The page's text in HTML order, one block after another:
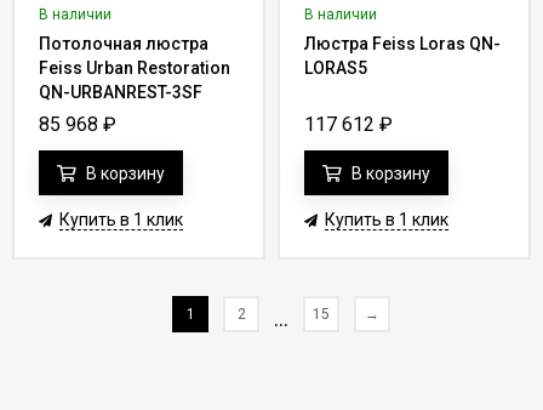
В наличии
Потолочная люстра
Feiss Urban Restoration
QN-URBANREST-3SF
85 968 ₽
В корзину
Купить в 1 клик
В наличии
Люстра Feiss Loras QN-
LORAS5
117 612 ₽
В корзину
Купить в 1 клик
1 2 ... 15 →